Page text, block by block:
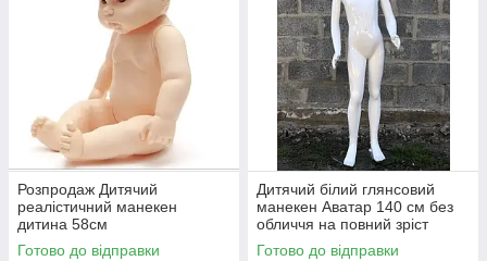
Розпродаж Дитячий
реалістичний манекен
дитина 58см
Готово до відправки
Дитячий білий глянсовий
манекен Аватар 140 см без
обличчя на повний зріст
Готово до відправки